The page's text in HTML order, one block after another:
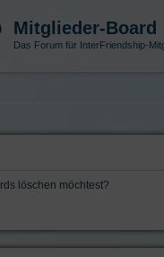
Mitglieder-Board
Das Forum für InterFriendship-
löschen möchtest?